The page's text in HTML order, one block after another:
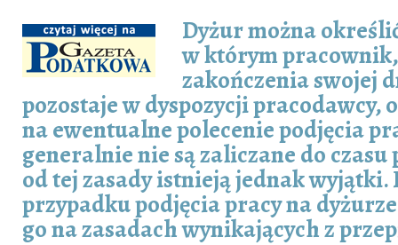
Dyżur można
w którym
zakończenia swojej
pozostaje w dyspozycji pracodawcy,
na ewentualne polecenie podjęcia
generalnie nie są zaliczane do czasu
od tej zasady istnieją jednak wyjątki.
przypadku podjęcia pracy na
go na zasadach wynikających z